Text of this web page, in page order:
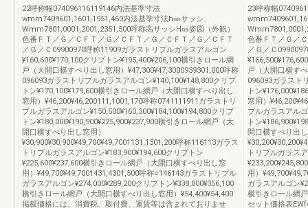
22呼称幅074096116119146内法基準寸法
wmm7409601,1601,1951,460内法基準寸法h㎜サッシ
Wmm7801,0001,2001,2351,500呼称高サッシH㎜姿図（外観）
色番ＦＴ／Ｇ／ＣＦＴ／Ｇ／ＣＦＴ／Ｇ／ＣＦＴ／Ｇ／ＣＦＴ
／Ｇ／Ｃ09900970呼称11909ガラストリプルガラスアルゴン
¥160,600¥170,100クリプトン¥195,400¥206,100横引きロール網
戸（大開口横すべり出し窓用）¥47,300¥47,3000939301,000呼称
096093ガラストリプルガラスアルゴン¥140,100¥148,800クリプ
トン¥170,100¥179,600横引きロール網戸（大開口横すべり出し
窓用）¥46,200¥46,200111,1001,170呼称0741111911ガラストリ
プルガラスアルゴン¥150,500¥160,300¥184,100¥194,800クリプ
トン¥180,000¥190,900¥225,900¥237,900横引きロール網戸（大
開口横すべり出し窓用）
¥30,900¥30,900¥49,700¥49,7001131,1301,200呼称116113ガラス
トリプルガラスアルゴン¥183,900¥194,600クリプトン
¥225,600¥237,600横引きロール網戸（大開口横すべり出し窓
用）¥49,700¥49,7001431,4301,500呼称○146143ガラストリプル
ガラスアルゴン¥274,000¥289,200クリプトン¥338,800¥356,100
横引きロール網戸（大開口横すべり出し窓用）¥54,400¥54,400
掲載価格には、消費税、取付費、運賃等は含まれておりませ
23呼称幅
色番ＦＴ／Ｇ／
／Ｇ／Ｃ
戸（大開口横す
096093ガラスト
トン
窓用）
プルガラスアル
トン
開口横すべり出
トリプルガラス
用）
ガラスアルゴン
横引きロール網
セット価格表